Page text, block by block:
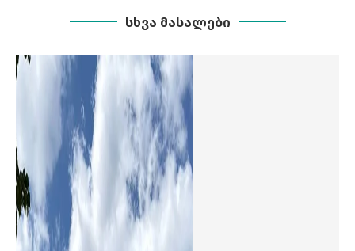
ᲡᲮᲕᲐ ᲛᲐᲡᲐᲚᲔᲑᲘ